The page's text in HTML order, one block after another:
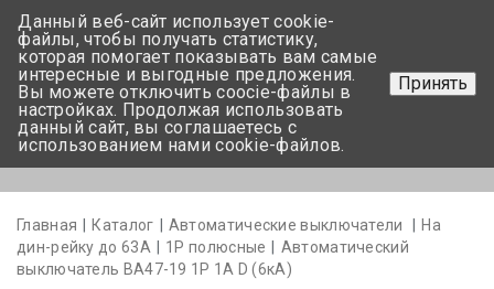
+375 17-350-99-56
+375 44-752-82-08
Задать вопрос
Главная Каталог Автоматические выключатели
На
дин-рейку до 63А
1Р полюсные
Автоматический
выключатель BA47-19 1P 1А D (6кА)
Данный веб-сайт использует cookie-
файлы, чтобы получать статистику,
которая помогает показывать вам самые
интересные и выгодные предложения.
Вы можете отключить coocie-файлы в
настройках. Продолжая использовать
данный сайт, вы соглашаетесь с
использованием нами cookie-файлов.
Принять